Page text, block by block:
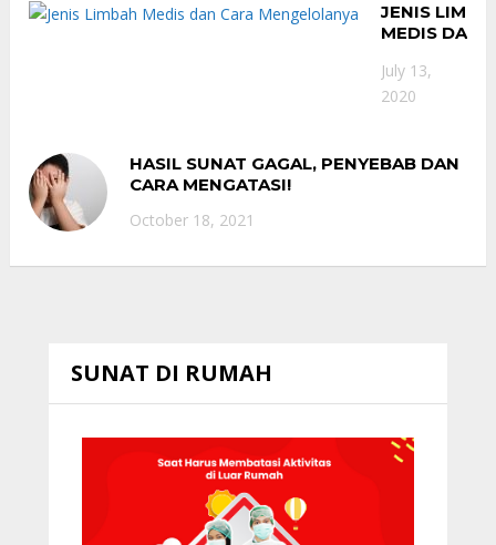
JENIS
MEDIS DAN
July 13,
2020
HASIL SUNAT GAGAL, PENYEBAB DAN
CARA MENGATASI!
October 18, 2021
SUNAT DI RUMAH